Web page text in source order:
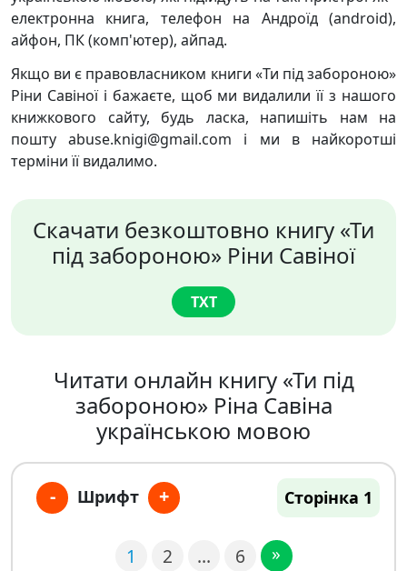
електронна книга, телефон на Андроїд (android),
айфон, ПК (комп'ютер), айпад.
Якщо ви є правовласником книги «Ти під забороною»
Ріни Савіної і бажаєте, щоб ми видалили її з нашого
книжкового сайту, будь ласка, напишіть нам на
пошту abuse.knigi@gmail.com і ми в найкоротші
терміни її видалимо.
Скачати безкоштовно книгу «Ти
під забороною» Ріни Савіної
TXT
Читати онлайн книгу «Ти під
забороною» Ріна Савіна
українською мовою
- Шрифт + Сторінка 1
1 2 … 6 »